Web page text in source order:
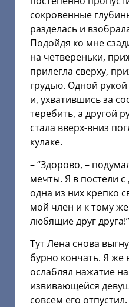
сокровенные
разделась и
Подойдя ко мне
на четвереньки,
прилегла сверху,
грудью. Одной
и, ухватившись за
теребить, а другой
стала вверх-вниз
кулаке.
– “Здорово, –
мечты. Я в постели
одна из них крепко
мой член и к тому
любящие друг друга!”
Тут Лена снова
бурно кончать. Я же
ослаблял нажатие
извивающейся
совсем его отпустил.